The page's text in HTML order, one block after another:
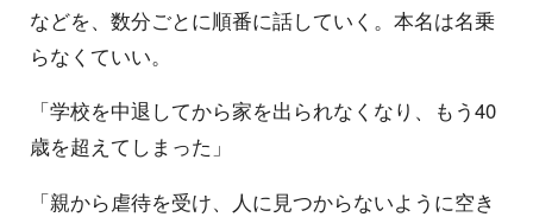
などを、数分ごとに順番に話していく。本名は名乗
らなくていい。
「学校を中退してから家を出られなくなり、もう40
歳を超えてしまった」
「親から虐待を受け、人に見つからないように空き